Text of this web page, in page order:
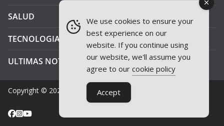
SALUD
TECNOLOGIA
ULTIMAS NOTICIAS
Copyright © 2026 JAEN PLUS RADIO
We use cookies to ensure your
best experience on our
website. If you continue using
our website, we'll assume you
agree to our cookie policy
Accept